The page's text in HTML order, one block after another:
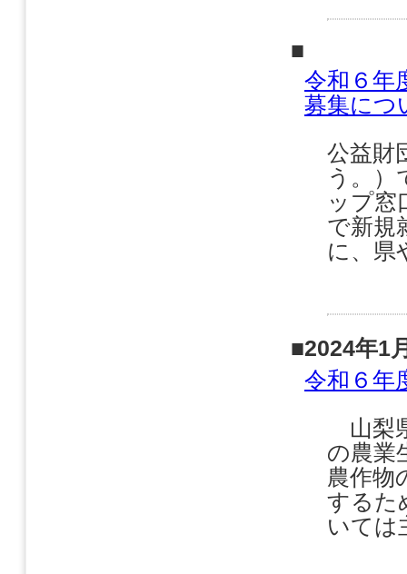
■
令和６年
募集につ
公益財
う。）
ップ窓
で新規
に、県
■2024年1
令和６年
山梨
の農業
農作物
するた
いては